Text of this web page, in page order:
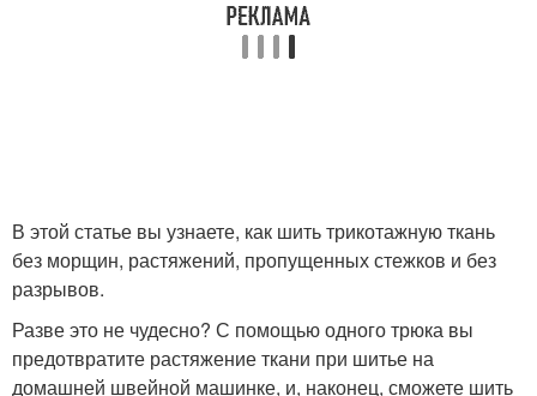
В этой статье вы узнаете, как шить трикотажную ткань
без морщин, растяжений, пропущенных стежков и без
разрывов.
Разве это не чудесно? С помощью одного трюка вы
предотвратите растяжение ткани при шитье на
домашней швейной машинке, и, наконец, сможете шить